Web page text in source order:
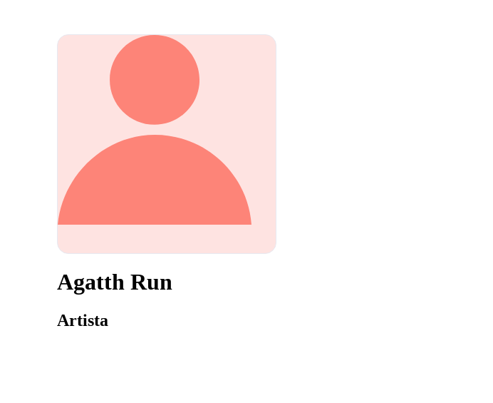
Agatth Run
Artista